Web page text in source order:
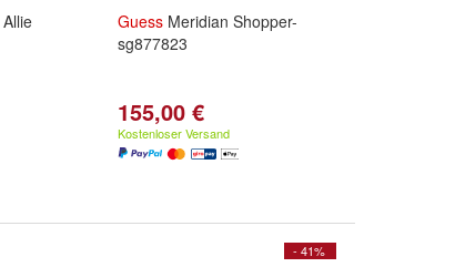
Allie
Guess Meridian Shopper-
sg877823
155,00 €
Kostenloser Versand
- 41%